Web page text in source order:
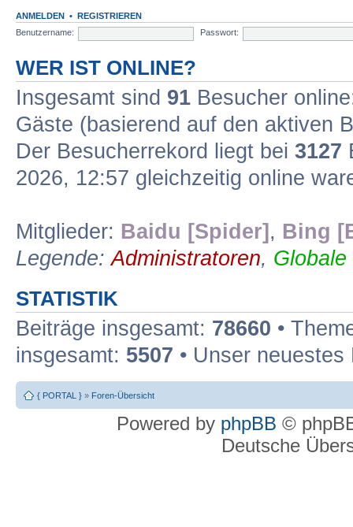
ANMELDEN • REGISTRIEREN
Benutzername:
Passwort:
WER IST ONLINE?
Insgesamt sind 91 Besucher
Gäste (basierend auf den aktiven
Der Besucherrekord liegt bei 3127
2026, 12:57 gleichzeitig online
Mitglieder: Baidu [Spider] , Bing
Legende:Administratoren,
STATISTIK
Beiträge insgesamt: 78660 •
insgesamt: 5507 • Unser
{ PORTAL } » Foren-Übersicht
Powered by phpBB ©
Deutsche